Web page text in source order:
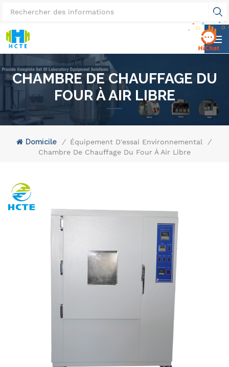
CHAMBRE DE CHAUFFAGE DU
FOUR À AIR LIBRE
Domicile / Équipement D'essai Environnemental
/
Chambre De Chauffage Du Four À Air Libre